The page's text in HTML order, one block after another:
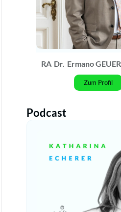
RA Dr. Ermano GEUER
Zum Profil
Podcast